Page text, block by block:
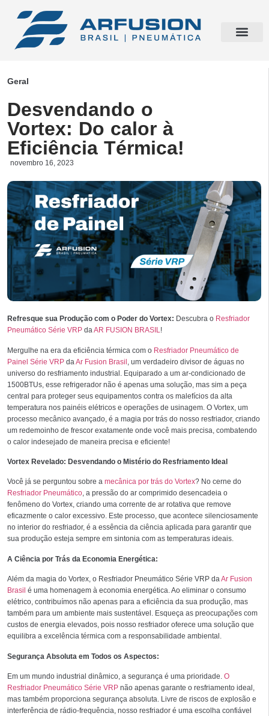
Geral
Desvendando o
Vortex: Do calor à
Eficiência Térmica!
novembro 16, 2023
Refresque sua Produção com o Poder do Vortex: Descubra o Resfriador
Pneumático Série VRP daAR FUSION BRASIL!
Mergulhe na era da eficiência térmica com o Resfriador Pneumático de
Painel Série VRP da Ar Fusion Brasil , um verdadeiro divisor de águas no
universo do resfriamento industrial. Equiparado a um ar-condicionado de
1500BTUs, esse refrigerador não é apenas uma solução, mas sim a peça
central para proteger seus equipamentos contra os malefícios da alta
temperatura nos painéis elétricos e operações de usinagem. O Vortex, um
processo mecânico avançado, é a magia por trás do nosso resfriador, criando
um redemoinho de frescor exatamente onde você mais precisa, combatendo
o calor indesejado de maneira precisa e eficiente!
Vortex Revelado: Desvendando o Mistério do Resfriamento Ideal
Você já se perguntou sobre a mecânica por trás do Vortex? No cerne do
Resfriador Pneumático, a pressão do ar comprimido desencadeia o
fenômeno do Vortex, criando uma corrente de ar rotativa que remove
eficazmente o calor excessivo. Este processo, que acontece silenciosamente
no interior do resfriador, é a essência da ciência aplicada para garantir que
sua produção esteja sempre em sintonia com as temperaturas ideais.
A Ciência por Trás da Economia Energética:
Além da magia do Vortex, o Resfriador Pneumático Série VRP daAr Fusion
Brasil é uma homenagem à economia energética. Ao eliminar o consumo
elétrico, contribuímos não apenas para a eficiência da sua produção, mas
também para um ambiente mais sustentável. Esqueça as preocupações com
custos de energia elevados, pois nosso resfriador oferece uma solução que
equilibra a excelência térmica com a responsabilidade ambiental.
Segurança Absoluta em Todos os Aspectos:
Em um mundo industrial dinâmico, a segurança é uma prioridade. O
Resfriador Pneumático Série VRP não apenas garante o resfriamento ideal,
mas também proporciona segurança absoluta. Livre de riscos de explosão e
interferência de rádio-frequência, nosso resfriador é uma escolha confiável